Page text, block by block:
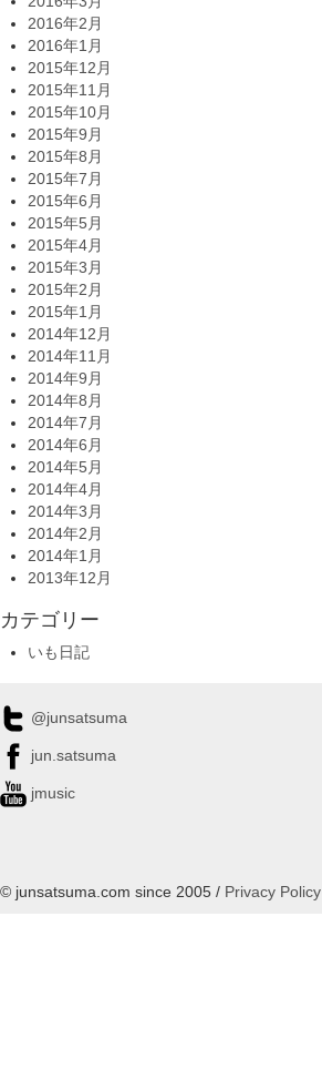
2016年2月
2016年1月
2015年12月
2015年11月
2015年10月
2015年9月
2015年8月
2015年7月
2015年6月
2015年5月
2015年4月
2015年3月
2015年2月
2015年1月
2014年12月
2014年11月
2014年9月
2014年8月
2014年7月
2014年6月
2014年5月
2014年4月
2014年3月
2014年2月
2014年1月
2013年12月
カテゴリー
いも日記
@junsatsuma
jun.satsuma
jmusic
© junsatsuma.com since 2005 / Privacy Policy